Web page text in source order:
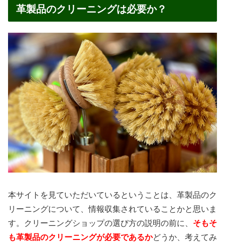
革製品のクリーニングは必要か？
本サイトを見ていただいているということは、革製品のク
リーニングについて、情報収集されていることかと思いま
す。クリーニングショップの選び方の説明の前に、 そもそ
も革製品のクリーニングが必要であるかどうか、考えてみ